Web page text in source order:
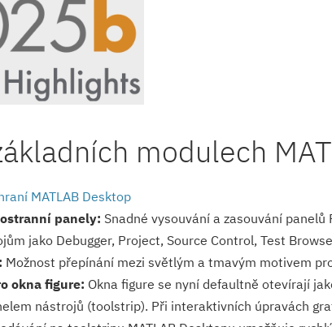
modulech
MATLAB Desktop
panely: Snadné vysouvání a zasouvání
jako Debugger, Project, Source Control, Test
Možnost přepínání mezi světlým a tmavým motivem
okna figure: Okna figure se nyní defaultně otevírají
nástrojů (toolstrip). Při interaktivních úpravách